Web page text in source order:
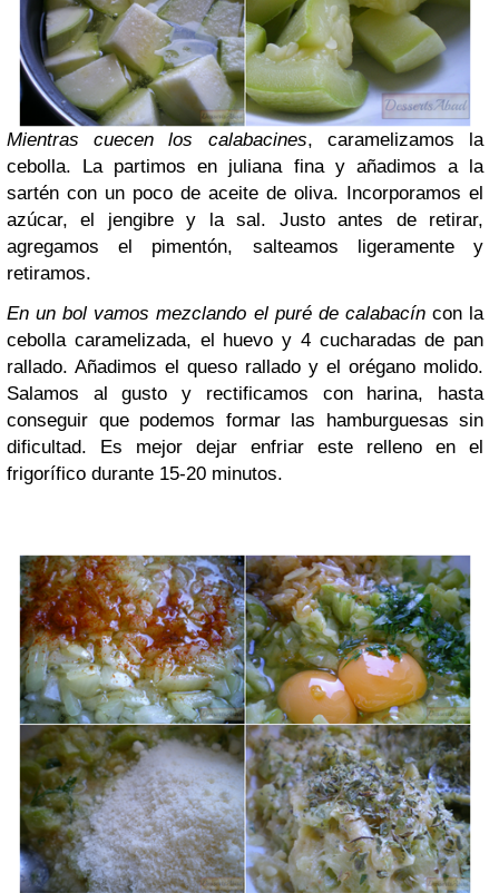
Mientras cuecen los calabacines, caramelizamos la
cebolla. La partimos en juliana fina y añadimos a la
sartén con un poco de aceite de oliva. Incorporamos el
azúcar, el jengibre y la sal. Justo antes de retirar,
agregamos el pimentón, salteamos ligeramente y
retiramos.
En un bol vamos mezclando el puré de calabacíncon la
cebolla caramelizada, el huevo y 4 cucharadas de pan
rallado. Añadimos el queso rallado y el orégano molido.
Salamos al gusto y rectificamos con harina, hasta
conseguir que podemos formar las hamburguesas sin
dificultad. Es mejor dejar enfriar este relleno en el
frigorífico durante 15-20 minutos.